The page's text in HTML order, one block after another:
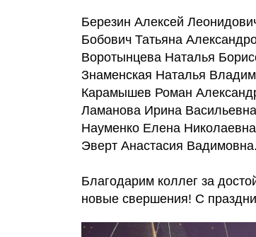
Березин Алексей
Бобович Татьяна
Воротынцева Наталья
Знаменская Наталья
Карамышев Роман
Ламанова Ирина
Науменко Елена
Эверт Анастасия Вадимовна.
Благодарим коллег за
новые свершения! С